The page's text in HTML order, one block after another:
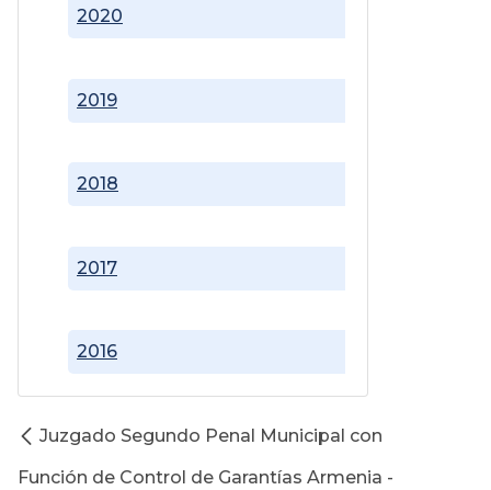
2016
2017
2018
2019
2020
Juzgado Segundo Penal Municipal con
Función de Control de Garantías Armenia -